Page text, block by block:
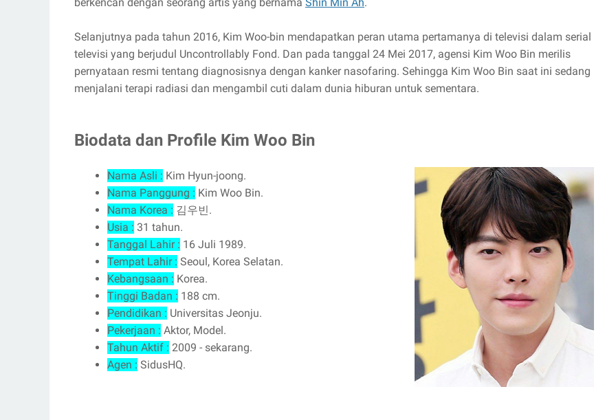
Selanjutnya pada tahun 2016, Kim Woo-bin mendapatkan peran utama pertamanya di televisi dalam serial
televisi yang berjudul Uncontrollably Fond. Dan pada tanggal 24 Mei 2017, agensi Kim Woo Bin merilis
pernyataan resmi tentang diagnosisnya dengan kanker nasofaring. Sehingga Kim Woo Bin saat ini sedang
menjalani terapi radiasi dan mengambil cuti dalam dunia hiburan untuk sementara.
Biodata dan Profile Kim Woo Bin
Nama Asli : Kim Hyun-joong.
Nama Panggung : Kim Woo Bin.
Nama Korea : 김우빈.
Usia : 31 tahun.
Tanggal Lahir : 16 Juli 1989.
Tempat Lahir : Seoul, Korea Selatan.
Kebangsaan : Korea.
Tinggi Badan : 188 cm.
Pendidikan : Universitas Jeonju.
Pekerjaan : Aktor, Model.
Tahun Aktif : 2009 - sekarang.
Agen : SidusHQ.